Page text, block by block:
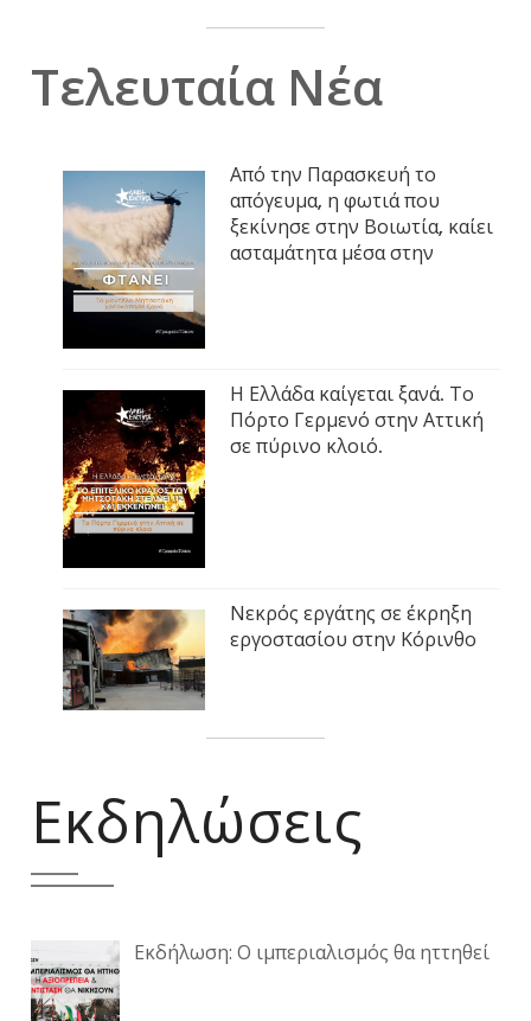
Τελευταία Νέα
Από την Παρασκευή το
απόγευμα, η φωτιά που
ξεκίνησε στην Βοιωτία, καίει
ασταμάτητα μέσα στην
Η Ελλάδα καίγεται ξανά. Το
Πόρτο Γερμενό στην Αττική
σε πύρινο κλοιό.
Νεκρός εργάτης σε έκρηξη
εργοστασίου στην Κόρινθο
Εκδηλώσεις
Εκδήλωση: Ο ιμπεριαλισμός θα ηττηθεί